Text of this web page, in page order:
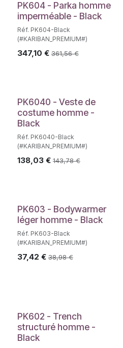
PK604 - Parka homme
imperméable - Black
Réf. PK604-Black
(#KARIBAN_PREMIUM#)
347,10 € 361,56€
PK6040 - Veste de
costume homme -
Black
Réf. PK6040-Black
(#KARIBAN_PREMIUM#)
138,03€ 143,78€
PK603 - Bodywarmer
léger homme - Black
Réf. PK603-Black
(#KARIBAN_PREMIUM#)
37,42 € 38,98€
PK602 - Trench
structuré homme -
Black